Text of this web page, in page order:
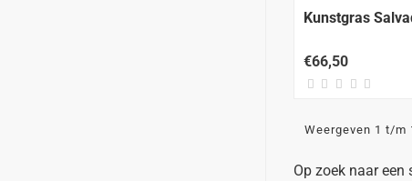
Op zoek naar
Kunstgras
€66,50
Weergeven 1 t/m